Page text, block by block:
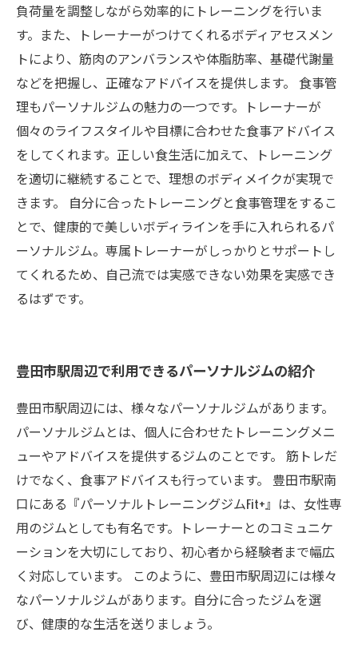
負荷量を調整しながら効率的にトレーニングを行いま
す。また、トレーナーがつけてくれるボディアセスメン
トにより、筋肉のアンバランスや体脂肪率、基礎代謝量
などを把握し、正確なアドバイスを提供します。 食事管
理もパーソナルジムの魅力の一つです。トレーナーが
個々のライフスタイルや目標に合わせた食事アドバイス
をしてくれます。正しい食生活に加えて、トレーニング
を適切に継続することで、理想のボディメイクが実現で
きます。 自分に合ったトレーニングと食事管理をするこ
とで、健康的で美しいボディラインを手に入れられるパ
ーソナルジム。専属トレーナーがしっかりとサポートし
てくれるため、自己流では実感できない効果を実感でき
るはずです。
豊田市駅周辺で利用できるパーソナルジムの紹介
豊田市駅周辺には、様々なパーソナルジムがあります。
パーソナルジムとは、個人に合わせたトレーニングメニ
ューやアドバイスを提供するジムのことです。 筋トレだ
けでなく、食事アドバイスも行っています。 豊田市駅南
口にある『パーソナルトレーニングジムFit+』は、女性専
用のジムとしても有名です。トレーナーとのコミュニケ
ーションを大切にしており、初心者から経験者まで幅広
く対応しています。 このように、豊田市駅周辺には様々
なパーソナルジムがあります。自分に合ったジムを選
び、健康的な生活を送りましょう。